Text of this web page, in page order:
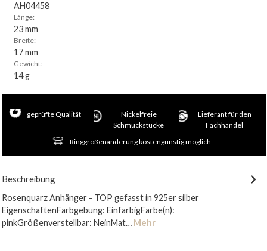
AH04458
Länge:
23 mm
Breite:
17 mm
Gewicht:
14 g
geprüfte Qualität
Nickelfreie
Schmuckstücke
Lieferant für den
Fachhandel
Ringgrößenänderung kostengünstig möglich
Beschreibung
Rosenquarz Anhänger - TOP gefasst in 925er silber
EigenschaftenFarbgebung: EinfarbigFarbe(n):
pinkGrößenverstellbar: NeinMat… Mehr